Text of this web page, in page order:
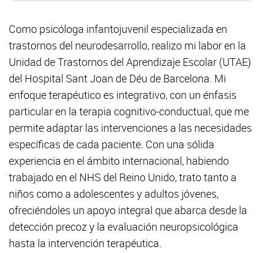
Como psicóloga infantojuvenil especializada en
trastornos del neurodesarrollo, realizo mi labor en la
Unidad de Trastornos del Aprendizaje Escolar (UTAE)
del Hospital Sant Joan de Déu de Barcelona. Mi
enfoque terapéutico es integrativo, con un énfasis
particular en la terapia cognitivo-conductual, que me
permite adaptar las intervenciones a las necesidades
específicas de cada paciente. Con una sólida
experiencia en el ámbito internacional, habiendo
trabajado en el NHS del Reino Unido, trato tanto a
niños como a adolescentes y adultos jóvenes,
ofreciéndoles un apoyo integral que abarca desde la
detección precoz y la evaluación neuropsicológica
hasta la intervención terapéutica.